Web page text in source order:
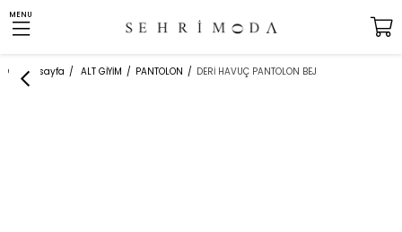
MENU
Anasayfa ALT GİYİM PANTOLON DERİ HAVUÇ PANTOLON BEJ